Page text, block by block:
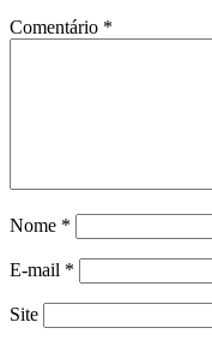
Comentário *
Nome *
E-mail *
Site